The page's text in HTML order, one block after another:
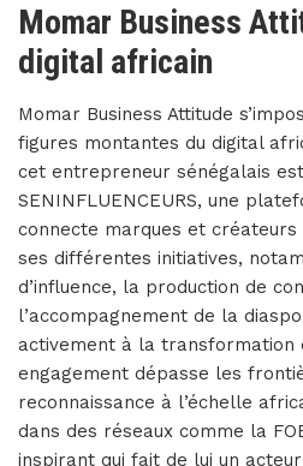
Momar Business
digital africain
Momar Business Attitude
figures montantes du digital
cet entrepreneur sénégalais
SENINFLUENCEURS, une
connecte marques et créateurs
ses différentes initiatives,
d’influence, la production de
l’accompagnement de la
activement à la transformation
engagement dépasse les
reconnaissance à l’échelle
dans des réseaux comme la
inspirant qui fait de lui un